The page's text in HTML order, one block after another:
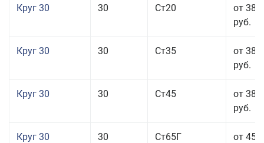
Круг 30 30 Ст20
от 38
руб.
Круг 30 30 Ст35
от 38
руб.
Круг 30 30 Ст45
от 38
руб.
Круг 30 30 Ст65Г
от 45